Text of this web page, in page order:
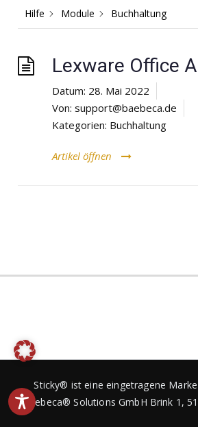
Hilfe Module Buchhaltung
Lexware Office
Datum: 28. Mai 2022
Von: support@baebeca.de
Kategorien: Buchhaltung
Artikel öffnen
Sticky® ist eine eingetragene
Baebeca® Solutions GmbH Brink 1,